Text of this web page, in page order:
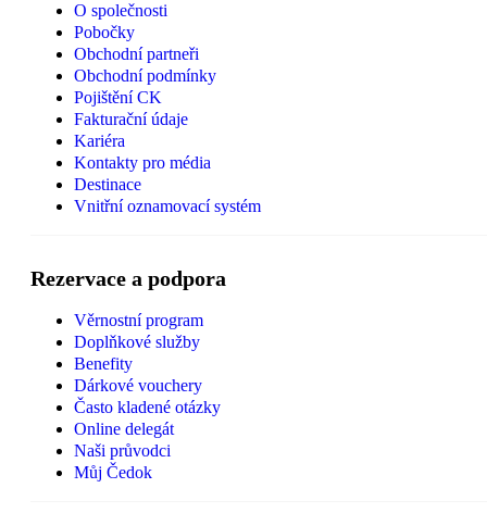
O společnosti
Pobočky
Obchodní partneři
Obchodní podmínky
Pojištění CK
Fakturační údaje
Kariéra
Kontakty pro média
Destinace
Vnitřní oznamovací systém
Rezervace a podpora
Věrnostní program
Doplňkové služby
Benefity
Dárkové vouchery
Často kladené otázky
Online delegát
Naši průvodci
Můj Čedok